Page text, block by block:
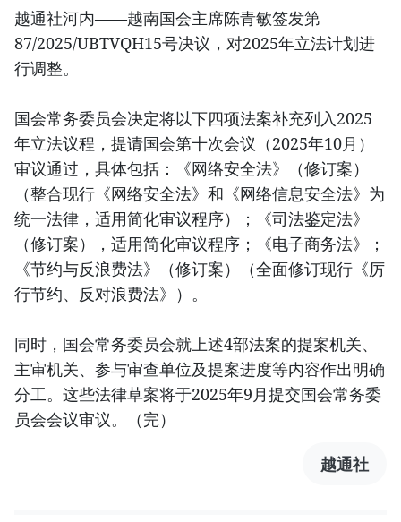
越通社河内——越南国会主席陈青敏签发第
87/2025/UBTVQH15号决议，对2025年立法计划进
行调整。
国会常务委员会决定将以下四项法案补充列入2025
年立法议程，提请国会第十次会议（2025年10月）
审议通过，具体包括：《网络安全法》（修订案）
（整合现行《网络安全法》和《网络信息安全法》为
统一法律，适用简化审议程序）；《司法鉴定法》
（修订案），适用简化审议程序；《电子商务法》；
《节约与反浪费法》（修订案）（全面修订现行《厉
行节约、反对浪费法》）。
同时，国会常务委员会就上述4部法案的提案机关、
主审机关、参与审查单位及提案进度等内容作出明确
分工。这些法律草案将于2025年9月提交国会常务委
员会会议审议。（完）
越通社